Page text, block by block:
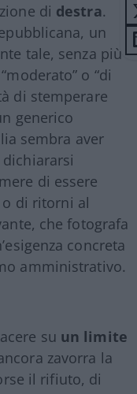
di destra.
un
tale, senza più
o “di
di stemperare
generico
sembra aver
dichiararsi
di essere
di ritorni al
che fotografa
concreta
amministrativo.
su un limite
zavorra la
il rifiuto, di